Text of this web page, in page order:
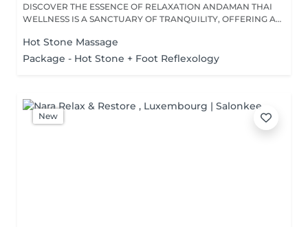
DISCOVER THE ESSENCE OF RELAXATION ANDAMAN THAI
WELLNESS IS A SANCTUARY OF TRANQUILITY, OFFERING A
Hot Stone Massage
Package - Hot Stone + Foot Reflexology
New